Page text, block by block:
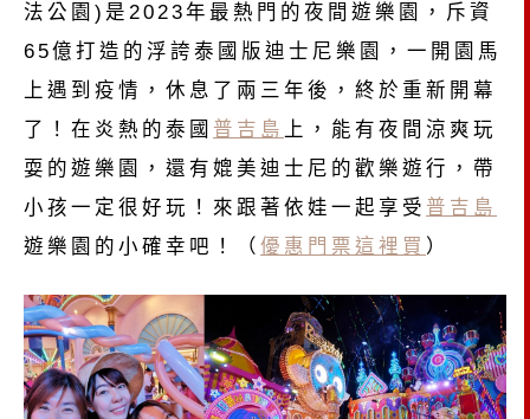
法公園)是2023年最熱門的夜間遊樂園，斥資
65億打造的浮誇泰國版迪士尼樂園，一開園馬
上遇到疫情，休息了兩三年後，終於重新開幕
了！在炎熱的泰國 普吉島
上，能有夜間涼爽玩
耍的遊樂園，還有媲美迪士尼的歡樂遊行，帶
小孩一定很好玩！來跟著依娃一起享受 普吉島
遊樂園的小確幸吧！（ 優惠門票這裡買 ）